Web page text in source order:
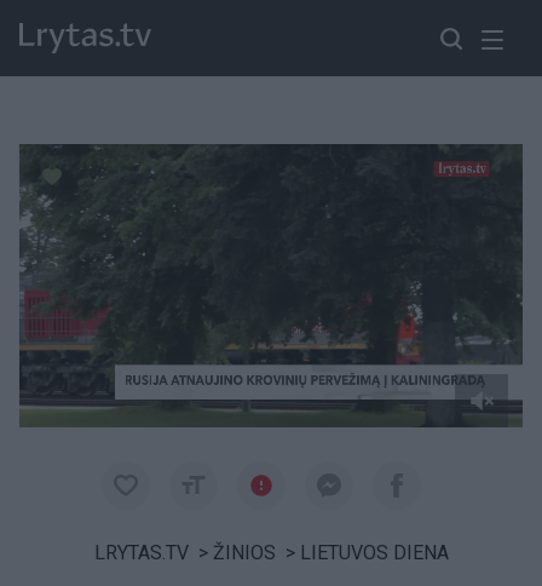
Paremkite Ukrainą
LRYTAS.TV > ŽINIOS > LIETUVOS DIENA